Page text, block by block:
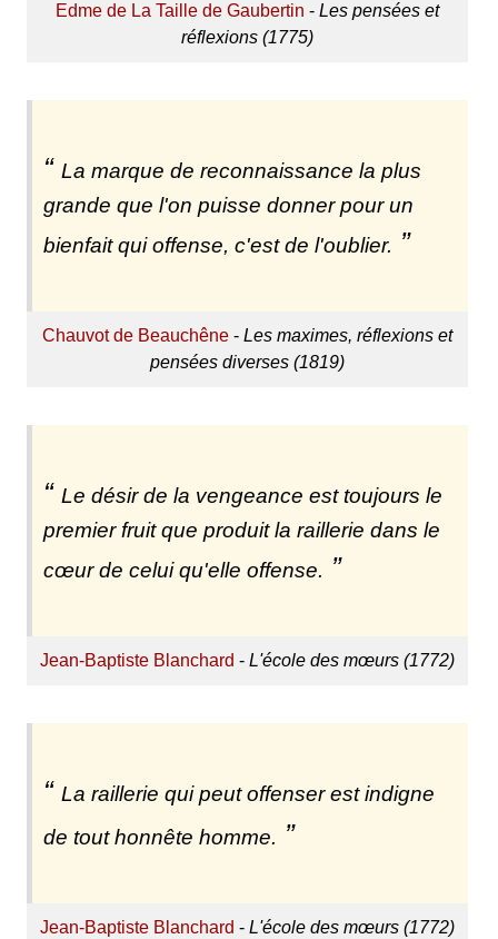
Edme de La Taille de Gaubertin - Les pensées et
réflexions (1775)
La marque de reconnaissance la plus
grande que l'on puisse donner pour un
bienfait qui offense, c'est de l'oublier.
Chauvot de Beauchêne- Les maximes, réflexions et
pensées diverses (1819)
Le désir de la vengeance est toujours le
premier fruit que produit la raillerie dans le
cœur de celui qu'elle offense.
Jean-Baptiste Blanchard - L'école des mœurs (1772)
La raillerie qui peut offenser est indigne
de tout honnête homme.
Jean-Baptiste Blanchard - L'école des mœurs (1772)